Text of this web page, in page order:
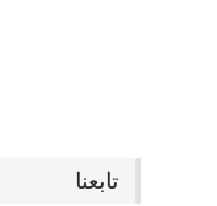
تابعنا